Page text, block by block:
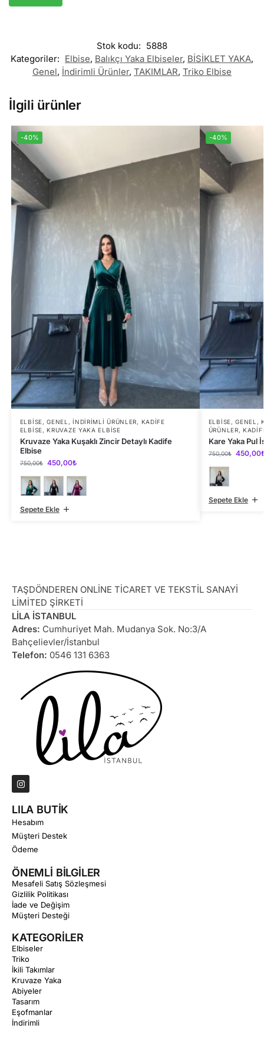
Stok kodu: 5888
Kategoriler: Elbise, Balıkçı Yaka Elbiseler, BİSİKLET YAKA,
Genel, İndirimli Ürünler, TAKIMLAR, Triko Elbise
İlgili ürünler
-40%
ELBISE,GENEL , İNDIRIMLI ÜRÜNLER, KADIFE
ELBISE, KRUVAZE YAKA ELBISE
Kruvaze Yaka Kuşaklı Zincir Detaylı Kadife
Elbise
750,00₺ 450,00₺
Sepete Ekle
-40%
ELBISE,GENEL ,
ÜRÜNLER,
Kare Yaka Pul
750,00₺ 450,00
Sepete Ekle
TAŞDÖNDEREN ONLİNE TİCARET VE TEKSTİL SANAYİ
LİMİTED ŞİRKETİ
LİLA İSTANBUL
Adres: Cumhuriyet Mah. Mudanya Sok. No:3/A
Bahçelievler/İstanbul
Telefon: 0546 131 6363
LILA BUTİK
Hesabım
Müşteri Destek
Ödeme
ÖNEMLİ BİLGİLER
Mesafeli Satış Sözleşmesi
Gizlilik Politikası
İade ve Değişim
Müşteri Desteği
KATEGORİLER
Elbiseler
Triko
İkili Takımlar
Kruvaze Yaka
Abiyeler
Tasarım
Eşofmanlar
İndirimli